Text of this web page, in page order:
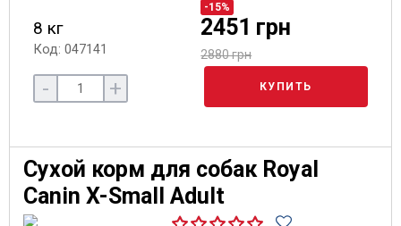
8 кг
Код: 047141
-15%
2451 грн
2880 грн
- + КУПИТЬ
Сухой корм для собак Royal
Canin X-Small Adult